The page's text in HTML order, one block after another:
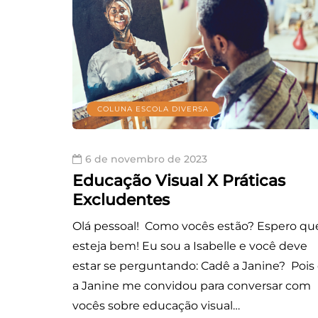
COLUNA ESCOLA DIVERSA
6 de novembro de 2023
Educação Visual X Práticas
Excludentes
Olá pessoal! Como vocês estão? Espero
esteja bem! Eu sou a Isabelle e você deve
estar se perguntando: Cadê a Janine? Pois
a Janine me convidou para conversar com
vocês sobre educação visual…